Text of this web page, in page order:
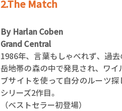
2.The Match
By Harlan Coben
Grand Central
1986年、言葉もしゃべれず、過
岳地帯の森の中で発見され、ワ
ブサイトを使って自分のルーツ
シリーズ2作目。
（ベストセラー初登場）